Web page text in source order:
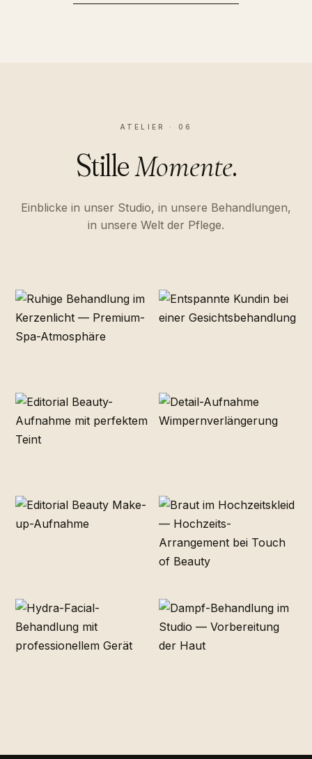
ATELIER · 06
StilleMomente.
Einblicke in unser Studio, in unsere Behandlungen,
in unsere Welt der Pflege.